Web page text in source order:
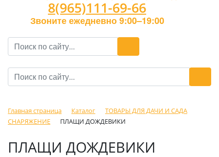
8(965)111-69-66
Звоните ежедневно 9:00–19:00
Главная страница Каталог
ТОВАРЫ ДЛЯ ДАЧИ И САДА
СНАРЯЖЕНИЕ
ПЛАЩИ ДОЖДЕВИКИ
ПЛАЩИ ДОЖДЕВИКИ